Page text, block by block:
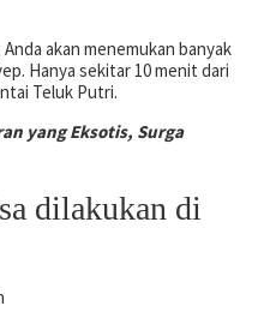
akan menemukan banyak
Hanya sekitar 10 menit dari
Teluk Putri.
yang Eksotis, Surga
dilakukan di